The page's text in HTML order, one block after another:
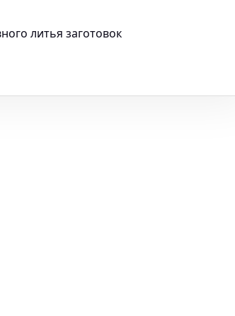
литья заготовок